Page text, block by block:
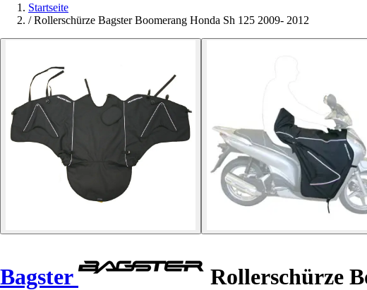
Startseite
/ Rollerschürze Bagster Boomerang Honda Sh 125 2009- 2012
Bagster Rollerschürze